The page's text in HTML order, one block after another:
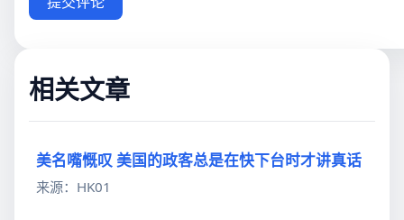
相关文章
美名嘴慨叹 美国的政客总是在快下台时才讲真话
来源：HK01